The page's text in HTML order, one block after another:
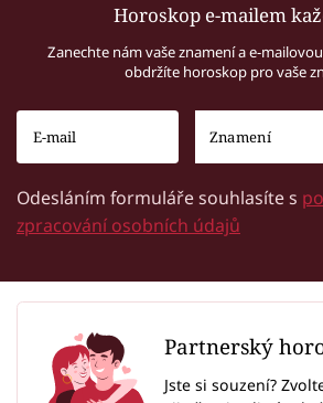
Horoskop e-mailem
Zanechte nám vaše znamení a e-
obdržíte horoskop pro vaše
Odesláním formuláře souhlasíte s
zpracování osobních údajů
Partnerský
Jste si souzení?